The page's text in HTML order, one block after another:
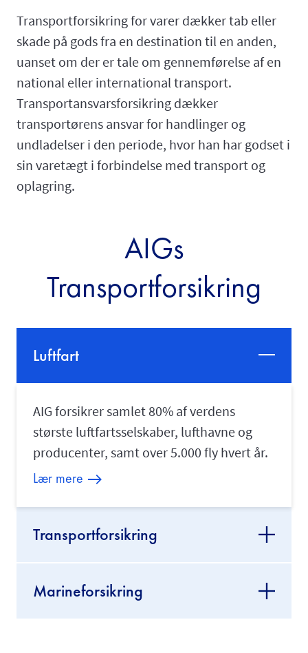
Transportforsikring for varer dækker tab eller
skade på gods fra en destination til en anden,
uanset om der er tale om gennemførelse af en
national eller international transport.
Transportansvarsforsikring dækker
transportørens ansvar for handlinger og
undladelser i den periode, hvor han har godset i
sin varetægt i forbindelse med transport og
oplagring.
AIGs
Transportforsikring
Luftfart
AIG forsikrer samlet 80% af verdens
største luftfartsselskaber, lufthavne og
producenter, samt over 5.000 fly hvert år.
Lær mere
Transportforsikring
Marineforsikring